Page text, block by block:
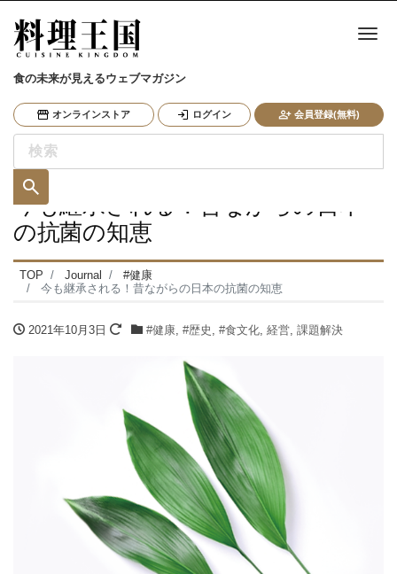
食の未来が見えるウェブマガジン
オンラインストア ログイン 会員登録(無料)
ナ
今も継承される！昔ながらの日本
の抗菌の知恵
TOP Journal
#健康
今も継承される！昔ながらの日本の抗菌の知恵
2021年10月3日 #健康, #歴史 , #食文化, 経営, 課題解決